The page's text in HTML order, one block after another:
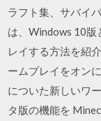
ラフト集、サバイ
は、Windows 10版
レイする方法を紹
ームプレイをオン
についた新しいワ
タ版の機能を